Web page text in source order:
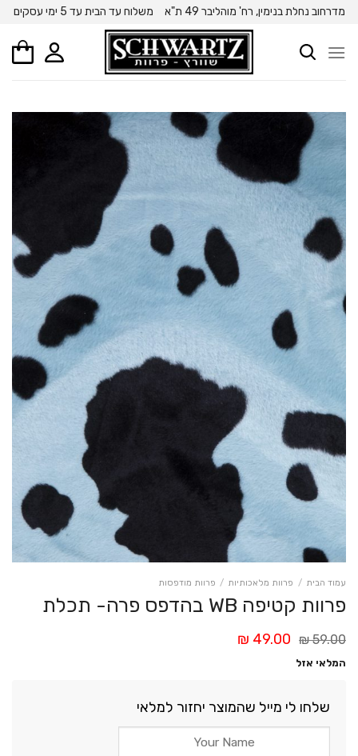
Skip
content
מדרחוב נחלת בנימין, רח' מוהליבר 49 ת"א משלוח עד הבית עד 5 ימי עסקים
עמוד הבית / פרוות מלאכותיות / פרוות מודפסות
פרוות קטיפה WB בהדפס פרה- תכלת
59.00
₪ המחיר
49.00
₪
המלאי אזל
שלחו לי מייל שהמוצר יחזור למלאי